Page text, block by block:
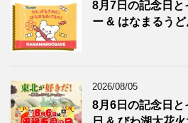
8月7日の記念日
ー & はなまるうど
2026/08/05
8月6日の記念日